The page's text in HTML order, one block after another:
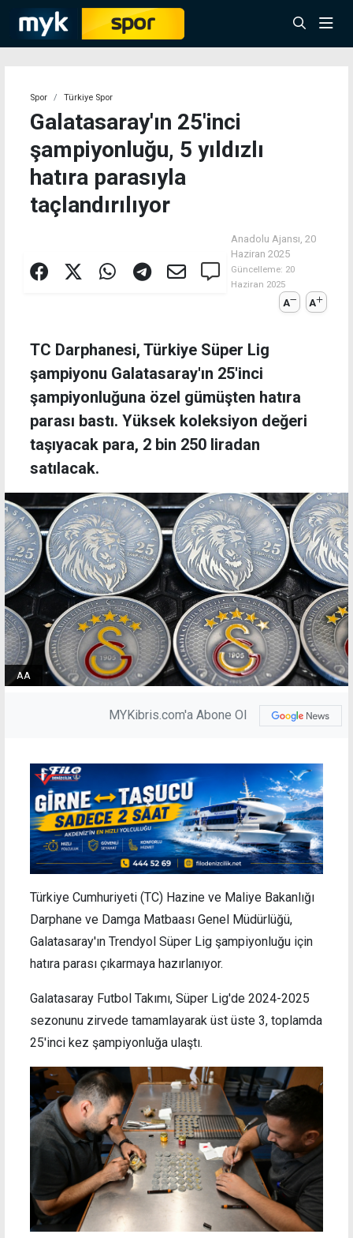
Spor Türkiye Spor
Galatasaray'ın 25'inci
şampiyonluğu, 5 yıldızlı
hatıra parasıyla
taçlandırılıyor
Anadolu Ajansı, 20
Haziran 2025
Güncelleme: 20
Haziran 2025
A A
TC Darphanesi, Türkiye Süper Lig
şampiyonu Galatasaray'ın 25'inci
şampiyonluğuna özel gümüşten hatıra
parası bastı. Yüksek koleksiyon değeri
taşıyacak para, 2 bin 250 liradan
satılacak.
AA
MYKibris.com'a Abone Ol
Türkiye Cumhuriyeti (TC) Hazine ve Maliye Bakanlığı
Darphane ve Damga Matbaası Genel Müdürlüğü,
Galatasaray'ın Trendyol Süper Lig şampiyonluğu için
hatıra parası çıkarmaya hazırlanıyor.
Galatasaray Futbol Takımı, Süper Lig'de 2024-2025
sezonunu zirvede tamamlayarak üst üste 3, toplamda
25'inci kez şampiyonluğa ulaştı.